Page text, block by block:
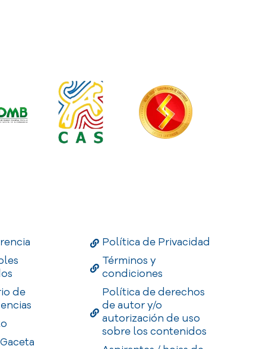
de
Política de Privacidad
Términos y
condiciones
Política de derechos
de autor y/o
autorización de uso
sobre los contenidos